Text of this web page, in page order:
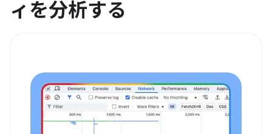
ィを分析する